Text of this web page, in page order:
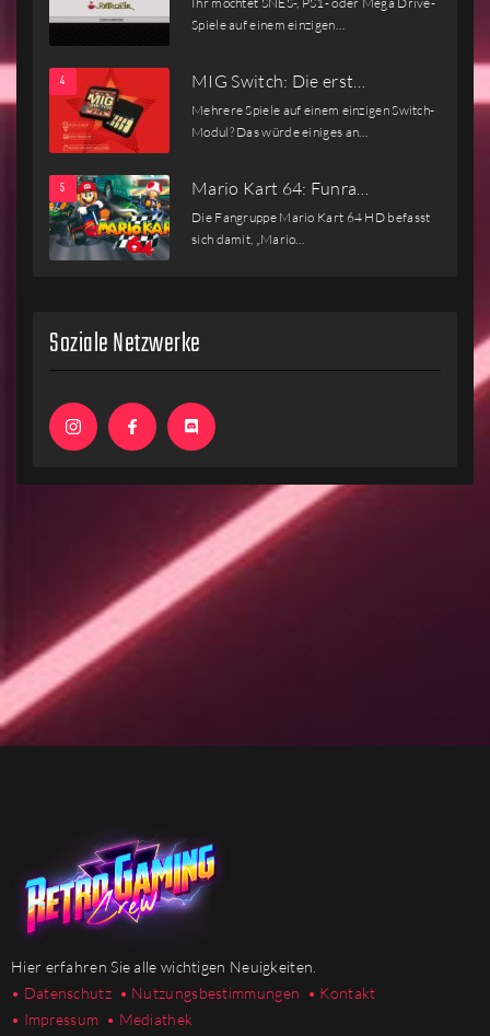
Spiele auf einem einzigen…
MIG Switch: Die erst…
Mehrere Spiele auf einem einzigen Switch-
Modul? Das würde einiges an…
Mario Kart 64: Funra…
Die Fangruppe Mario Kart 64 HD befasst
sich damit, „Mario…
Soziale Netzwerke
Hier erfahren Sie alle wichtigen Neuigkeiten.
• Datenschutz • Nutzungsbestimmungen • Kontakt
• Impressum • Mediathek